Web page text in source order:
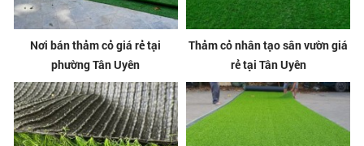
Nơi bán thảm cỏ giá rẻ tại
phường Tân Uyên
Thảm cỏ nhân tạo sân vườn giá
rẻ tại Tân Uyên